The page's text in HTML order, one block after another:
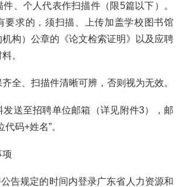
、个人代表作扫描件（限5篇以下）。
要求的，须扫描、上传加盖学校图书馆
机构）公章的《论文检索证明》以及应聘
。
全、扫描件清晰可辨，否则视为无效。
发送至招聘单位邮箱（详见附件3），邮
码+姓名”。
项
告规定的时间内登录广东省人力资源和